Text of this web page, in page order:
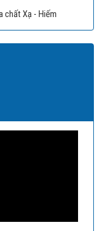
chất Xạ - Hiếm